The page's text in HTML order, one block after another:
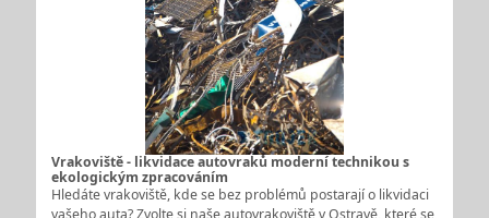
Vrakoviště - likvidace autovraků moderní technikou s
ekologickým zpracováním
Hledáte vrakoviště, kde se bez problémů postarají o likvidaci
vašeho auta? Zvolte si naše autovrakoviště v Ostravě, které se